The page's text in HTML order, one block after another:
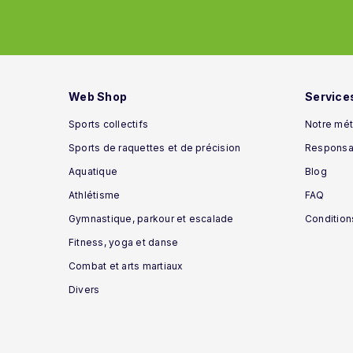
Web Shop
Sports collectifs
Sports de raquettes et de précision
Aquatique
Athlétisme
Gymnastique, parkour et escalade
Fitness, yoga et danse
Combat et arts martiaux
Divers
Notre
Blog
FAQ